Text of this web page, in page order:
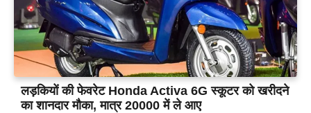
लड़कियों की फेवरेट Honda Activa 6G स्कूटर को खरीदने
का शानदार मौका, मात्र 20000 में ले आए